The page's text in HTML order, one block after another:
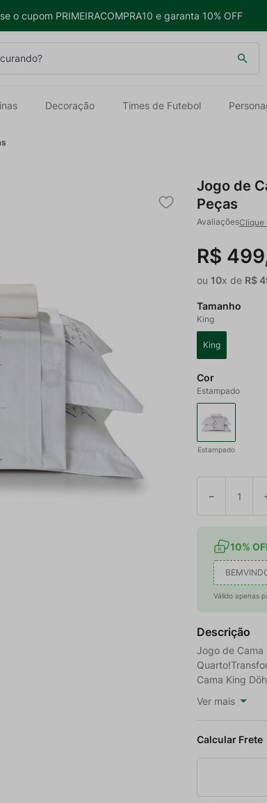
o cupom PRIMEIRACOMPRA10 e garanta 10% OFF
Decoração Times de Futebol
Jogo de
Peças
Clique
R$ 499
ou10x de R$
Tamanho
King
King
Cor
Estampado
Estampado
－
10%
Válido apenas
Descrição
Jogo de Cama
Cama King
Ver mais